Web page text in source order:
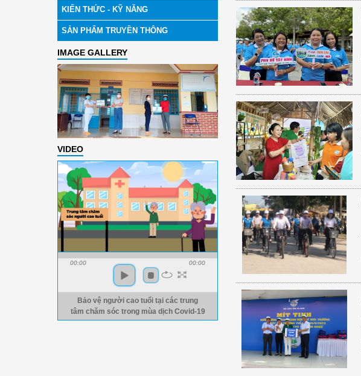
KIẾN THỨC - KỸ NĂNG
SẢN PHẨM TRUYỀN THÔNG
IMAGE GALLERY
VIDEO
00:00 00:00
Bảo vệ người cao tuổi tại các trung
tâm chăm sóc trong mùa dịch Covid-19